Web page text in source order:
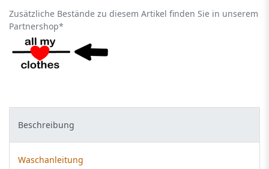
Zusätzliche Bestände zu diesem Artikel finden Sie in unserem
Partnershop*
Beschreibung
Waschanleitung